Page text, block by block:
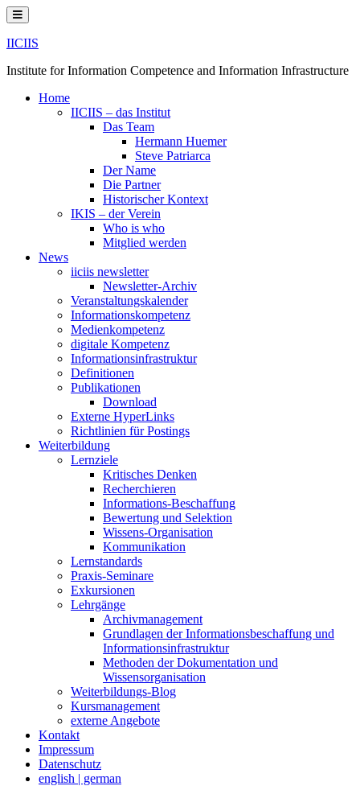
Skip
to
content
IICIIS
Institute for Information Competence and Information Infrastructure
Home
IICIIS – das Institut
Das Team
Hermann Huemer
Steve Patriarca
Der Name
Die Partner
Historischer Kontext
IKIS – der Verein
Who is who
Mitglied werden
News
iiciis newsletter
Newsletter-Archiv
Veranstaltungskalender
Informationskompetenz
Medienkompetenz
digitale Kompetenz
Informationsinfrastruktur
Definitionen
Publikationen
Download
Externe HyperLinks
Richtlinien für Postings
Weiterbildung
Lernziele
Kritisches Denken
Recherchieren
Informations-Beschaffung
Bewertung und Selektion
Wissens-Organisation
Kommunikation
Lernstandards
Praxis-Seminare
Exkursionen
Lehrgänge
Archivmanagement
Grundlagen der Informationsbeschaffung und
Informationsinfrastruktur
Methoden der Dokumentation und
Wissensorganisation
Weiterbildungs-Blog
Kursmanagement
externe Angebote
Kontakt
Impressum
Datenschutz
english | german